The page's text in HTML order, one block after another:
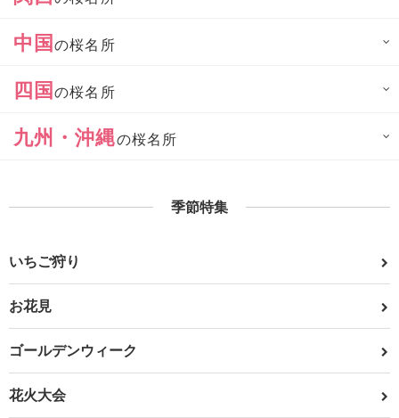
中国の桜名所
四国の桜名所
九州・沖縄の桜名所
季節特集
いちご狩り
お花見
ゴールデンウィーク
花火大会